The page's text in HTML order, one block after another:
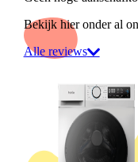
Bekijk hier onder al
Alle reviews